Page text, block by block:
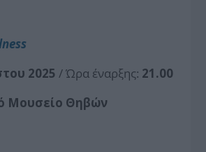
2025 / Ώρα έναρξης: 21.00
Μουσείο Θηβών